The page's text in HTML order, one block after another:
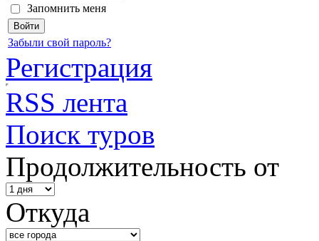
Запомнить меня
Забыли свой пароль?
Регистрация
RSS лента
Поиск туров
Продолжительность от
Откуда